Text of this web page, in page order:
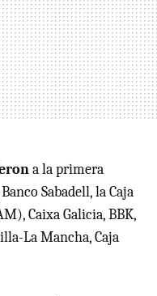
a la primera
Sabadell, la Caja
), Caixa Galicia,BBK,
La Mancha, Caja